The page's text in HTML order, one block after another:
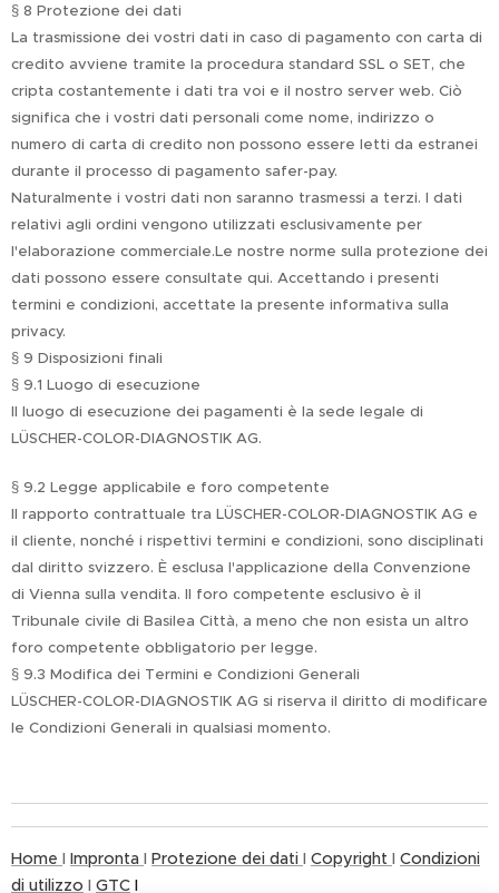
§ 8 Protezione dei dati
La trasmissione dei vostri dati in caso di pagamento con carta di
credito avviene tramite la procedura standard SSL o SET, che
cripta costantemente i dati tra voi e il nostro server web. Ciò
significa che i vostri dati personali come nome, indirizzo o
numero di carta di credito non possono essere letti da estranei
durante il processo di pagamento safer-pay.
Naturalmente i vostri dati non saranno trasmessi a terzi. I dati
relativi agli ordini vengono utilizzati esclusivamente per
l'elaborazione commerciale.Le nostre norme sulla protezione dei
dati possono essere consultate qui. Accettando i presenti
termini e condizioni, accettate la presente informativa sulla
privacy.
§ 9 Disposizioni finali
§ 9.1 Luogo di esecuzione
Il luogo di esecuzione dei pagamenti è la sede legale di
LÜSCHER-COLOR-DIAGNOSTIK AG.
§ 9.2 Legge applicabile e foro competente
Il rapporto contrattuale tra LÜSCHER-COLOR-DIAGNOSTIK AG e
il cliente, nonché i rispettivi termini e condizioni, sono disciplinati
dal diritto svizzero. È esclusa l'applicazione della Convenzione
di Vienna sulla vendita. Il foro competente esclusivo è il
Tribunale civile di Basilea Città, a meno che non esista un altro
foro competente obbligatorio per legge.
§ 9.3 Modifica dei Termini e Condizioni Generali
LÜSCHER-COLOR-DIAGNOSTIK AG si riserva il diritto di modificare
le Condizioni Generali in qualsiasi momento.
Home I Impronta I Protezione dei dati I Copyright I Condizioni
di utilizzo I GTC I